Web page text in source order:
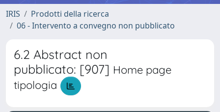
IRIS
Prodotti della ricerca
06 - Intervento a convegno non pubblicato
6.2 Abstract non
pubblicato: [907] Home page
tipologia